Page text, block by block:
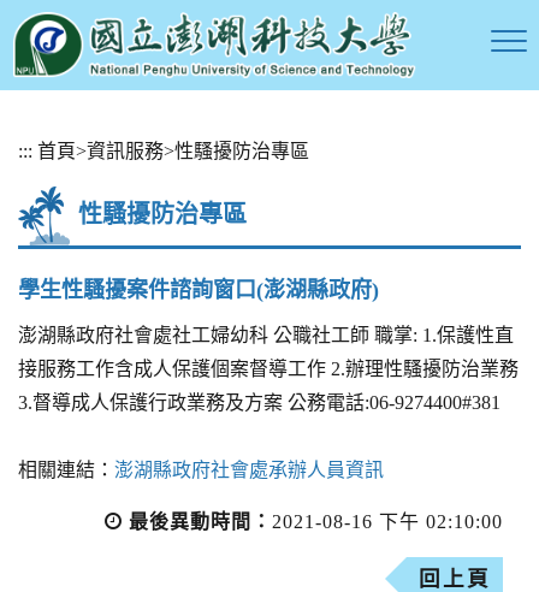
::: 首頁>資訊服務>性騷擾防治專區
性騷擾防治專區
學生性騷擾案件諮詢窗口(澎湖縣政府)
澎湖縣政府社會處社工婦幼科 公職社工師 職掌: 1.保護性直
接服務工作含成人保護個案督導工作 2.辦理性騷擾防治業務
3.督導成人保護行政業務及方案 公務電話:06-9274400#381
相關連結： 澎湖縣政府社會處承辦人員資訊
最後異動時間： 2021-08-16 下午 02:10:00
回上頁